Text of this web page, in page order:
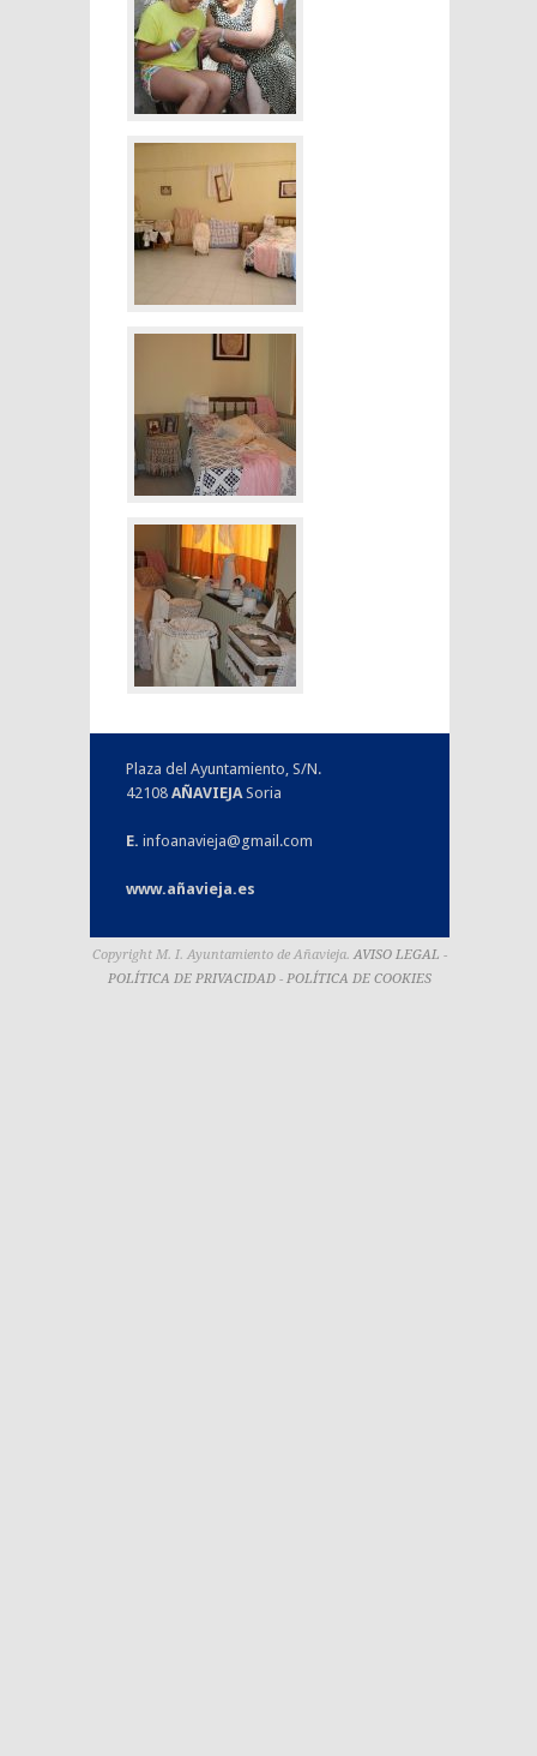
Plaza del Ayuntamiento, S/N.
42108 AÑAVIEJASoria
E. infoanavieja@gmail.com
www.añavieja.es
Copyright M. I. Ayuntamiento de Añavieja.AVISO LEGAL -
POLÍTICA DE PRIVACIDAD- POLÍTICA DE COOKIES